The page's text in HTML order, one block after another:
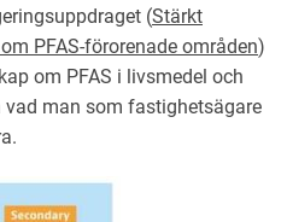
(Stärkt
PFAS-förorenade områden)
om PFAS i livsmedel och
man som fastighetsägare